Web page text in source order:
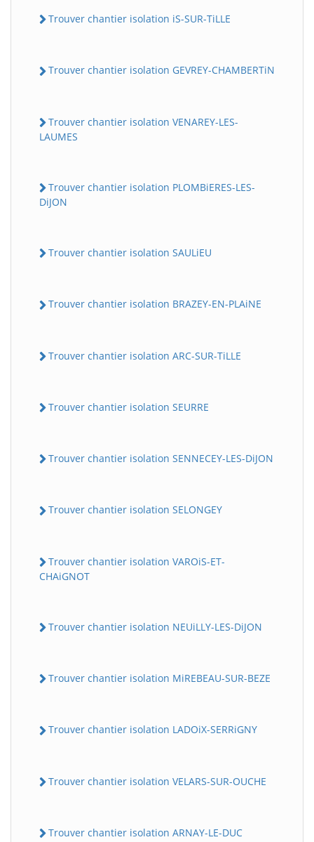
Trouver chantier isolation iS-SUR-TiLLE
Trouver chantier isolation GEVREY-CHAMBERTiN
Trouver chantier isolation VENAREY-LES-
LAUMES
Trouver chantier isolation PLOMBiERES-LES-
DiJON
Trouver chantier isolation SAULiEU
Trouver chantier isolation BRAZEY-EN-PLAiNE
Trouver chantier isolation ARC-SUR-TiLLE
Trouver chantier isolation SEURRE
Trouver chantier isolation SENNECEY-LES-DiJON
Trouver chantier isolation SELONGEY
Trouver chantier isolation VAROiS-ET-
CHAiGNOT
Trouver chantier isolation NEUiLLY-LES-DiJON
Trouver chantier isolation MiREBEAU-SUR-BEZE
Trouver chantier isolation LADOiX-SERRiGNY
Trouver chantier isolation VELARS-SUR-OUCHE
Trouver chantier isolation ARNAY-LE-DUC